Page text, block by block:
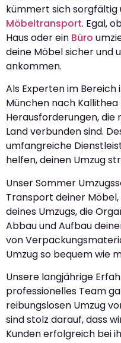
kümmert sich sorgfältig
Möbeltransport. Egal,
Haus oder ein Büro
deine Möbel sicher und
ankommen.
Als Experten im
München nach
Herausforderungen, die
Land verbunden sind.
umfangreiche
helfen, deinen Umzug
Unser Sommer
Transport deiner
deines Umzugs, die
Abbau und Aufbau
von
Umzug so bequem wie
Unsere langjährige
professionelles Team
reibungslosen Umzug
sind stolz darauf, dass
Kunden erfolgreich bei